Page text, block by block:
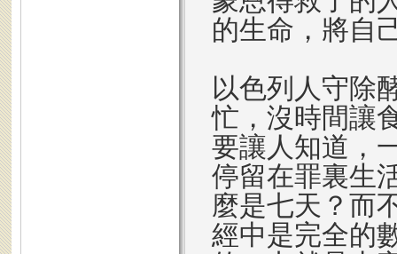
的生命，將自
以色列人守除
忙，沒時間讓
要讓人知道，
停留在罪裏生
麼是七天？而
經中是完全的